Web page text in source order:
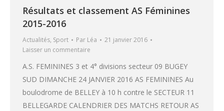
Résultats et classement AS Féminines
2015-2016
Actualités, Sport Par Léa
21 janvier 2016
Laisser un commentaire
A.S. FEMININES 3 et 4° divisions secteur 09 BUGEY
SUD DIMANCHE 24 JANVIER 2016 AS FEMININES Au
boulodrome de BELLEY à 10 h contre le SECTEUR 11
BELLEGARDE CALENDRIER DES MATCHS RETOUR AS